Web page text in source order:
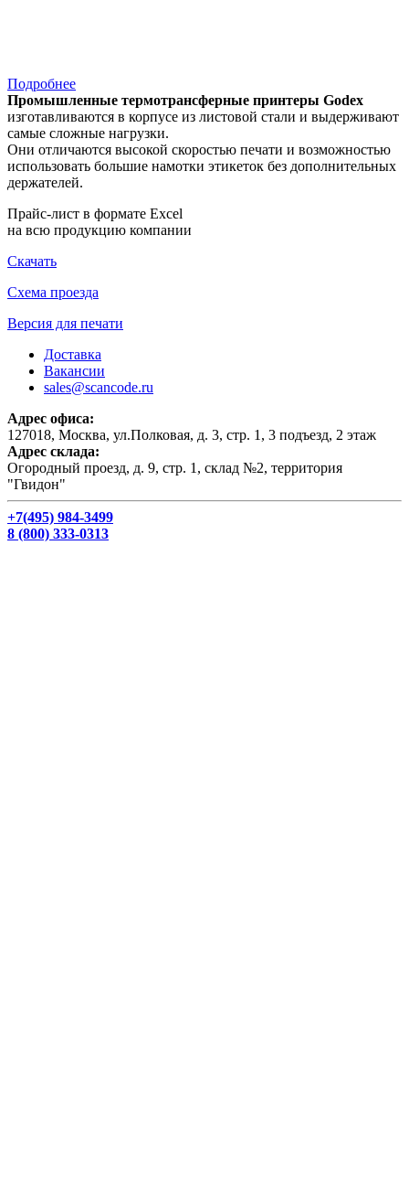
Подробнее
Промышленные термотрансферные принтеры Godex
изготавливаются в корпусе из листовой стали и выдерживают
самые сложные нагрузки.
Они отличаются высокой скоростью печати и возможностью
использовать большие намотки этикеток без дополнительных
держателей.
Прайс-лист в формате Excel
на всю продукцию компании
Скачать
Схема проезда
Версия для печати
Доставка
Вакансии
sales@scancode.ru
Адрес офиса:
127018, Москва, ул.Полковая, д. 3, стр. 1, 3 подъезд, 2 этаж
Адрес склада:
Огородный проезд, д. 9, стр. 1, склад №2, территория
"Гвидон"
+7(495) 984-3499
8 (800) 333-0313